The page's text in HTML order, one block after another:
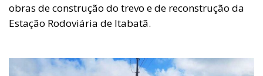
obras de construção do trevo e de reconstrução da
Estação Rodoviária de Itabatã.